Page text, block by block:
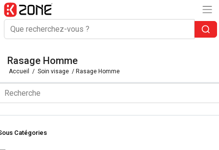
Rasage Homme
Accueil / Soin visage / Rasage Homme
Catégories